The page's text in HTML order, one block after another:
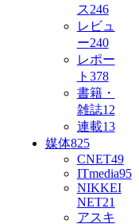
ス246
レビュ
ー240
レポー
ト 378
書籍・
雑誌12
連載13
媒体825
CNET49
ITmedia95
NIKKEI
NET21
アスキ